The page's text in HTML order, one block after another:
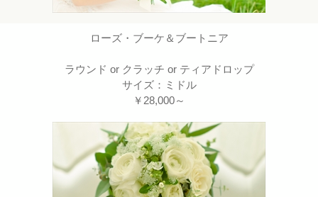
ローズ・ブーケ＆ブートニア
ラウンド or クラッチ or ティアドロップ
サイズ：ミドル
￥28,000～